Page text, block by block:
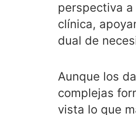
perspectiva
clínica,
dual de
Aunque los
complejas
vista lo que